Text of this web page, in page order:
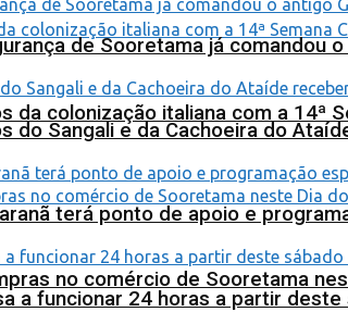
da colonização italiana com a 14ª
no comércio de Sooretama
de Sooretama já comandou
do Sangali e da Cachoeira do
terá ponto de apoio e
a funcionar 24 horas a partir